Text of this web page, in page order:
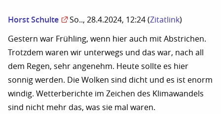
Horst Schulte So.., 28.4.2024, 12:24 (Zitatlink)
Gestern war Frühling, wenn hier auch mit Abstrichen.
Trotzdem waren wir unterwegs und das war, nach all
dem Regen, sehr angenehm. Heute sollte es hier
sonnig werden. Die Wolken sind dicht und es ist enorm
windig. Wetterberichte im Zeichen des Klimawandels
sind nicht mehr das, was sie mal waren.